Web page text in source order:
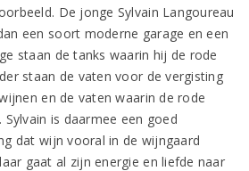
De jonge Sylvain Langoureau
een soort moderne garage en een
staan de tanks waarin hij de rode
staan de vaten voor de vergisting
en de vaten waarin de rode
is daarmee een goed
dat wijn vooral in de wijngaard
gaat al zijn energie en liefde naar